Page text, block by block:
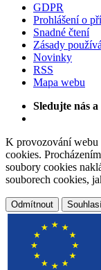
GDPR
Prohlášení o
Snadné čtení
Zásady
Novinky
RSS
Mapa webu
Sledujte nás
K provozování webu
cookies.
soubory cookies
souborech cookies,
Odmítnout